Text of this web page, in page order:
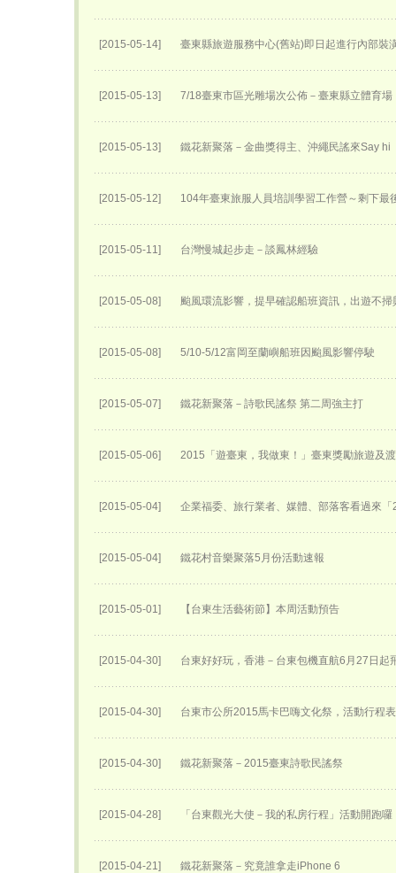
[2015-05-14] 臺東縣旅遊服務中心(舊站)即日起進行內部裝
[2015-05-13] 7/18臺東市區光雕場次公佈－臺東縣立體育場
[2015-05-13] 鐵花新聚落－金曲獎得主、沖繩民謠來Say hi
[2015-05-12] 104年臺東旅服人員培訓學習工作營～剩下最
[2015-05-11] 台灣慢城起步走－談鳳林經驗
[2015-05-08] 颱風環流影響，提早確認船班資訊，出遊不掃
[2015-05-08] 5/10-5/12富岡至蘭嶼船班因颱風影響停駛
[2015-05-07] 鐵花新聚落－詩歌民謠祭 第二周強主打
[2015-05-06] 2015「遊臺東，我做東！」臺東獎勵旅遊及
[2015-05-04] 企業福委、旅行業者、媒體、部落客看過來
[2015-05-04] 鐵花村音樂聚落5月份活動速報
[2015-05-01] 【台東生活藝術節】本周活動預告
[2015-04-30] 台東好好玩，香港－台東包機直航6月27日​起
[2015-04-30] 台東市公所2015馬卡巴嗨文化祭，活動行程
[2015-04-30] 鐵花新聚落－2015臺東詩歌民謠祭
[2015-04-28] 「台東觀光大使－我的私房行程」活動開跑囉
[2015-04-21] 鐵花新聚落－究竟誰拿走iPhone 6